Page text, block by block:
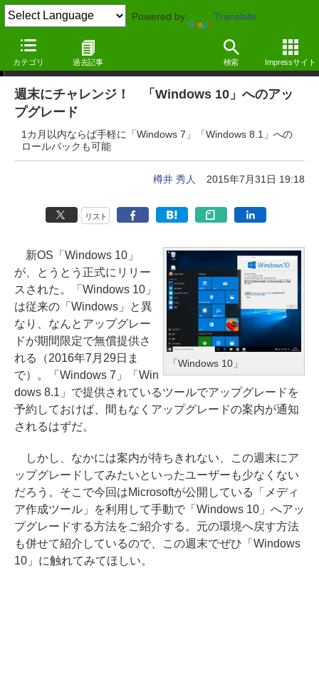
Powered by Translate
カテゴリ 過去記事 検索 Impressサイト
特集
週末にチャレンジ！ 「Windows 10」へのアッ
プグレード
1カ月以内ならば手軽に「Windows 7」「Windows 8.1」への
ロールバックも可能
樽井 秀人 2015年7月31日 19:18
リスト
「Windows 10」
新OS「Windows 10」
が、とうとう正式にリリー
スされた。「Windows 10」
は従来の「Windows」と異
なり、なんとアップグレー
ドが期間限定で無償提供さ
れる（2016年7月29日ま
で）。「Windows 7」「Win
dows 8.1」で提供されているツールでアップグレードを
予約しておけば、間もなくアップグレードの案内が通知
されるはずだ。
しかし、なかには案内が待ちきれない、この週末にア
ップグレードしてみたいといったユーザーも少なくない
だろう。そこで今回はMicrosoftが公開している「メディ
ア作成ツール」を利用して手動で「Windows 10」へアッ
プグレードする方法をご紹介する。元の環境へ戻す方法
も併せて紹介しているので、この週末でぜひ「Windows
10」に触れてみてほしい。